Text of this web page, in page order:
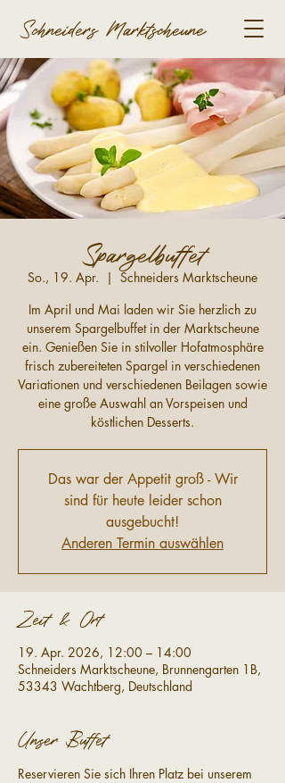
Schneiders Marktscheune
Spargelbuffet
So., 19. Apr.
  |
Schneiders Marktscheune
Im April und Mai laden wir Sie herzlich zu
unserem Spargelbuffet in der Marktscheune
ein. Genießen Sie in stilvoller Hofatmosphäre
frisch zubereiteten Spargel in verschiedenen
Variationen und verschiedenen Beilagen sowie
eine große Auswahl an Vorspeisen und
köstlichen Desserts.
Das war der Appetit groß - Wir
sind für heute leider schon
ausgebucht!
Anderen Termin auswählen
Zeit & Ort
19. Apr. 2026, 12:00 – 14:00
Schneiders Marktscheune, Brunnengarten 1B,
53343 Wachtberg, Deutschland
Unser Buffet
Reservieren Sie sich Ihren Platz bei unserem